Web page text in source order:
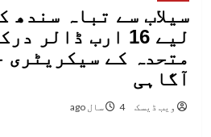
سیلاب سے تباہ سندھ
لیے 16 ارب ڈالر
متحدہ کے سیکریٹری
آگاہی
ویب ڈیسک 4 سال ago